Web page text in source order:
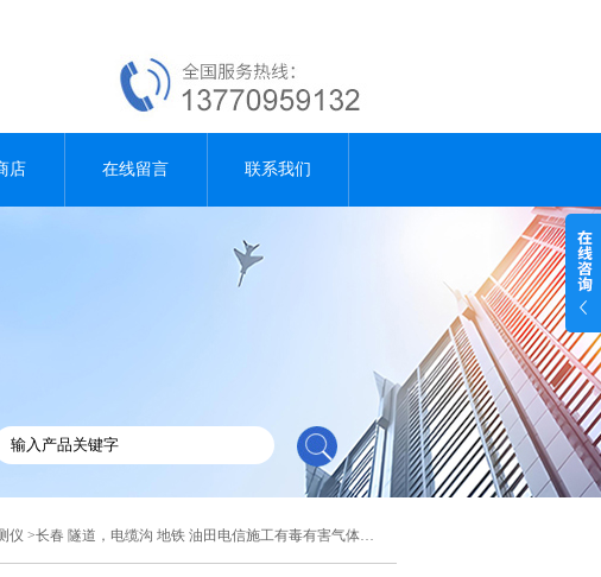
店 在线留言 联系我们
仪 >长春 隧道，电缆沟 地铁 油田电信施工有毒有害气体检测仪供应